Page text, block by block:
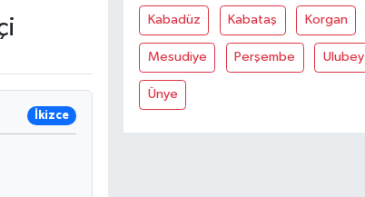
İkizce
Kabadüz Kabataş Korgan
Mesudiye Perşembe Ulubey
Ünye